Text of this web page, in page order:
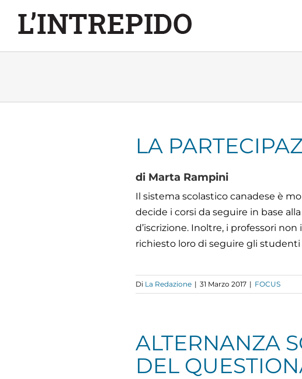
LA
di Marta Rampini
Il sistema scolastico canadese è
decide i corsi da seguire in base
d’iscrizione. Inoltre, i professori
richiesto loro di seguire gli studenti
Di La Redazione | 31 Marzo 2017 | FOCUS
ALTERNANZA
DEL